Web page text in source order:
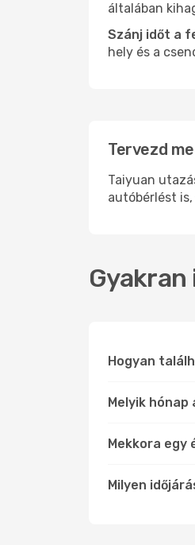
általában
Szánj időt a
hely és a
Tervezd
Taiyuan
autóbérlést
Hogyan
Melyik
Mekkora egy
Milyen